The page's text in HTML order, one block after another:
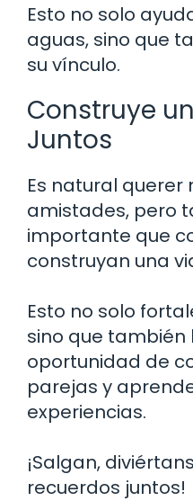
Esto no solo
aguas, sino que
su vínculo.
Construye
Juntos
Es natural
amistades, pero
importante que
construyan una
Esto no solo
sino que también
oportunidad de
parejas y
experiencias.
¡Salgan,
recuerdos juntos!